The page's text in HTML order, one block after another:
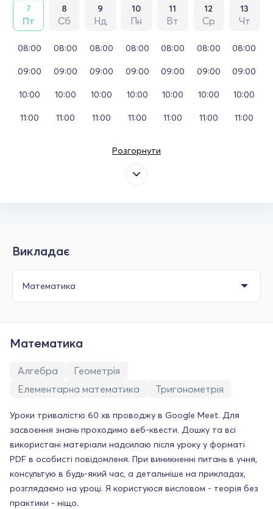
7
Пт
8
Сб
9
Нд
10
Пн
11
Вт
12
Ср
13
Чт
08:00
09:00
10:00
11:00
08:00
09:00
10:00
11:00
08:00
09:00
10:00
11:00
08:00
09:00
10:00
11:00
08:00
09:00
10:00
11:00
08:00
09:00
10:00
11:00
08:00
09:00
10:00
11:00
Розгорнути
Викладає
Математика
Алгебра
Геометрія
Елементарна математика
Тригонометрія
Уроки тривалістю 60 хв проводжу в Google Meet. Для
засвоєння знань проходимо веб-квести. Дошку та всі
використані матеріали надсилаю після уроку у форматі
PDF в особисті повідомленя. При виникненні питань в учня,
консультую в будь-який час, а детальніше на прикладах,
розглядаємо на уроці. Я користуюся висловом - теорія без
практики - ніщо.